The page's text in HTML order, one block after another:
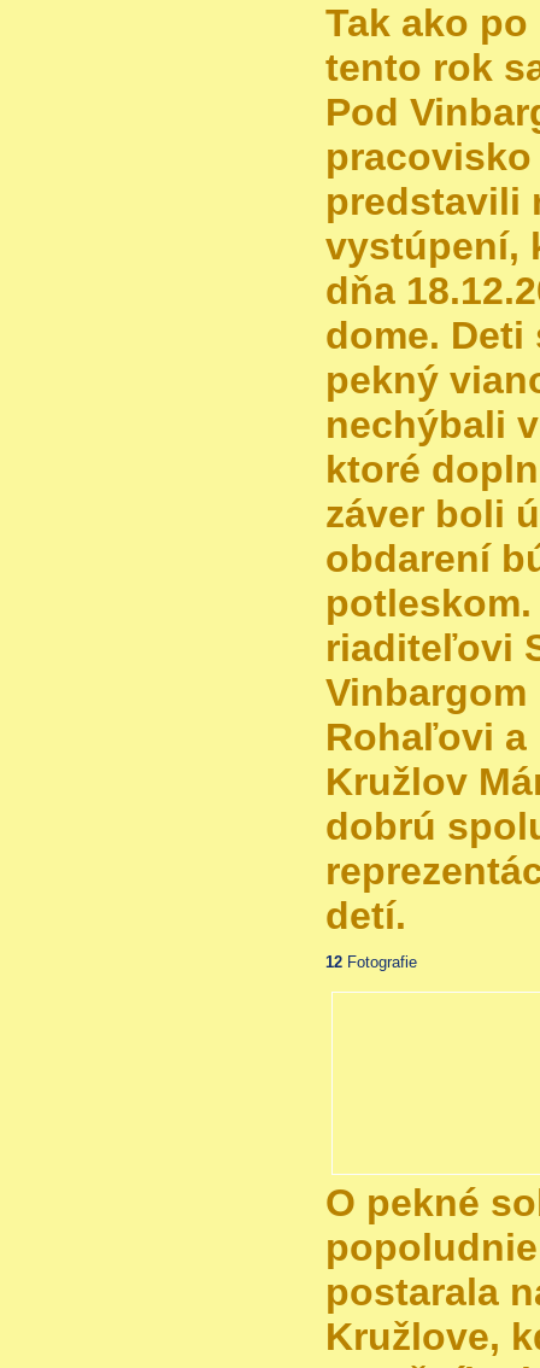
Tak ako
tento rok
Pod
predstavili
vystúpení,
dňa
dome.
pekný
nechýbali
ktoré
záver boli
obdarení
riaditeľovi
Vinbargom
Rohaľovi a
Kružlov
dobrú
detí.
12 Fotografie
O pekné
postarala
Kružlove,